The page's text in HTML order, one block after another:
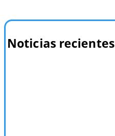
Noticias recientes